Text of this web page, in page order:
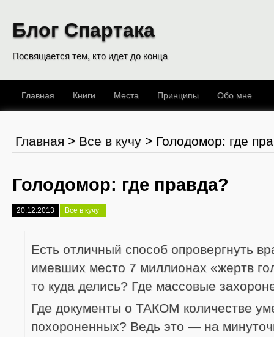
Блог Спартака
Посвящается тем, кто идет до конца
Главная Книги Места Принципы Обо мне
Главная > Все в кучу > Голодомор: где
Голодомор: где правда?
20.12.2013 Все в кучу
Есть отличный способ опровергнуть
имевших место 7 миллионах «жертв
то куда делись? Где массовые
Где документы о ТАКОМ количестве
похороненных? Ведь это — на